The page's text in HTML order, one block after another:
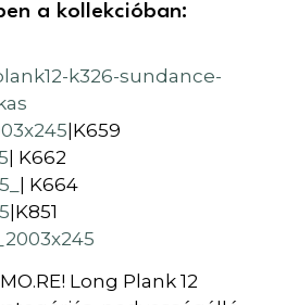
a kollekcióban:
K659
K662
K664
K851
Long Plank 12